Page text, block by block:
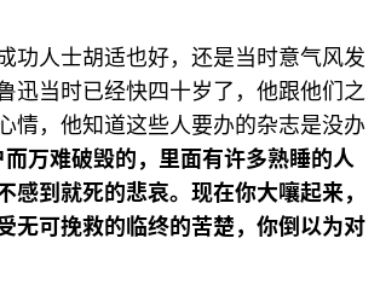
功人士胡适也好，还是当时意气风发
迅当时已经快四十岁了，他跟他们之
情，他知道这些人要办的杂志是没办
万难破毁的，里面有许多熟睡的人
到就死的悲哀。现在你大嚷起来，
无可挽救的临终的苦楚，你倒以为对